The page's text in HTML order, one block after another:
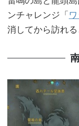
ンチャレンジ「
消してから訪れる